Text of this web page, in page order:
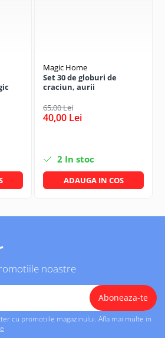
Magic Home
Set 30 de globuri de
craciun, aurii
65,00 Lei
40,00 Lei
2 In stoc
ADAUGA IN COS
noastre
cu promotiile magazinului. Afla mai multe in